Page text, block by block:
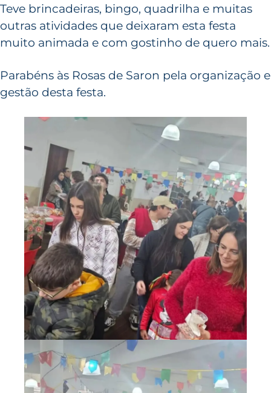
Teve brincadeiras, bingo, quadrilha e muitas
outras atividades que deixaram esta festa
muito animada e com gostinho de quero mais.
Parabéns às Rosas de Saron pela organização e
gestão desta festa.